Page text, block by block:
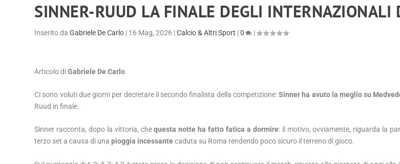
SINNER-RUUD LA FINALE DEGLI INTERNAZIONALI
Inserito daGabriele De Carlo | 16 Mag, 2026 |Calcio & Altri Sport |0 |
Articolo diGabriele De Carlo
Ci sono voluti due giorni per decretare il secondo finalista della competizione:Sinner ha avuto la meglio su
Ruud in finale.
Sinner racconta, dopo la vittoria, chequesta notte ha fatto fatica a dormire: il motivo, ovviamente, riguarda la
terzo set a causa di unapioggia incessantecaduta su Roma rendendo poco sicuro il terreno di gioco.